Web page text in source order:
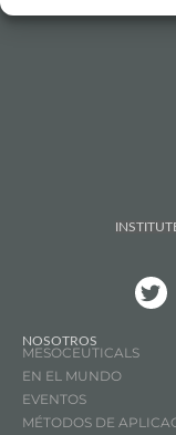
NOSOTROS
MESOCEUTICALS
EN EL MUNDO
EVENTOS
MÉTODOS DE